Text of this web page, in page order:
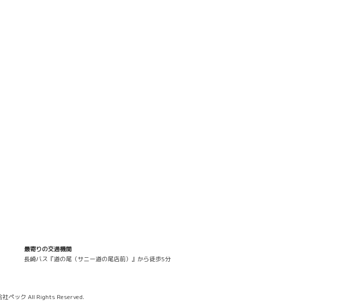
最寄りの交通機関
長崎バス『道の尾（サニー道の尾店前）』から徒歩5分
ペック All Rights Reserved.